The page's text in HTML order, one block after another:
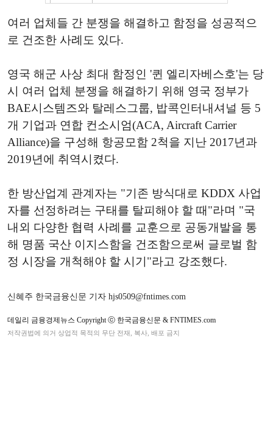
여러 업체들 간 분쟁을 해결하고 함정을 성공적으
로 건조한 사례도 있다.
영국 해군 사상 최대 함정인 '퀸 엘리자베스호'는 당
시 여러 업체 분쟁을 해결하기 위해 영국 정부가
BAE시스템즈와 탈레스그룹, 밥콕인터내셔널 등 5
개 기업과 연합 컨소시엄(ACA, Aircraft Carrier
Alliance)을 구성해 항공모함 2척을 지난 2017년과
2019년에 취역시켰다.
한 방산업계 관계자는 "기존 방식대로 KDDX 사업
자를 선정하려는 구태를 탈피해야 할 때"라며 "국
내외 다양한 협력 사례를 교훈으로 공동개발을 통
해 명품 국산 이지스함을 건조함으로써 글로벌 함
정 시장을 개척해야 할 시기"라고 강조했다.
신혜주 한국금융신문 기자 hjs0509@fntimes.com
데일리 금융경제뉴스 Copyright ⓒ 한국금융신문 & FNTIMES.com
저작권법에 의거 상업적 목적의 무단 전재, 복사, 배포 금지